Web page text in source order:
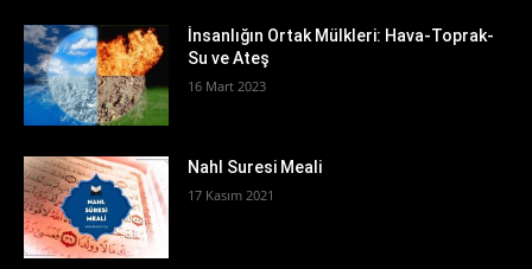
İnsanlığın Ortak Mülkleri: Hava-Toprak-
Su ve Ateş
16 Mart 2023
Nahl Suresi Meali
17 Kasım 2021